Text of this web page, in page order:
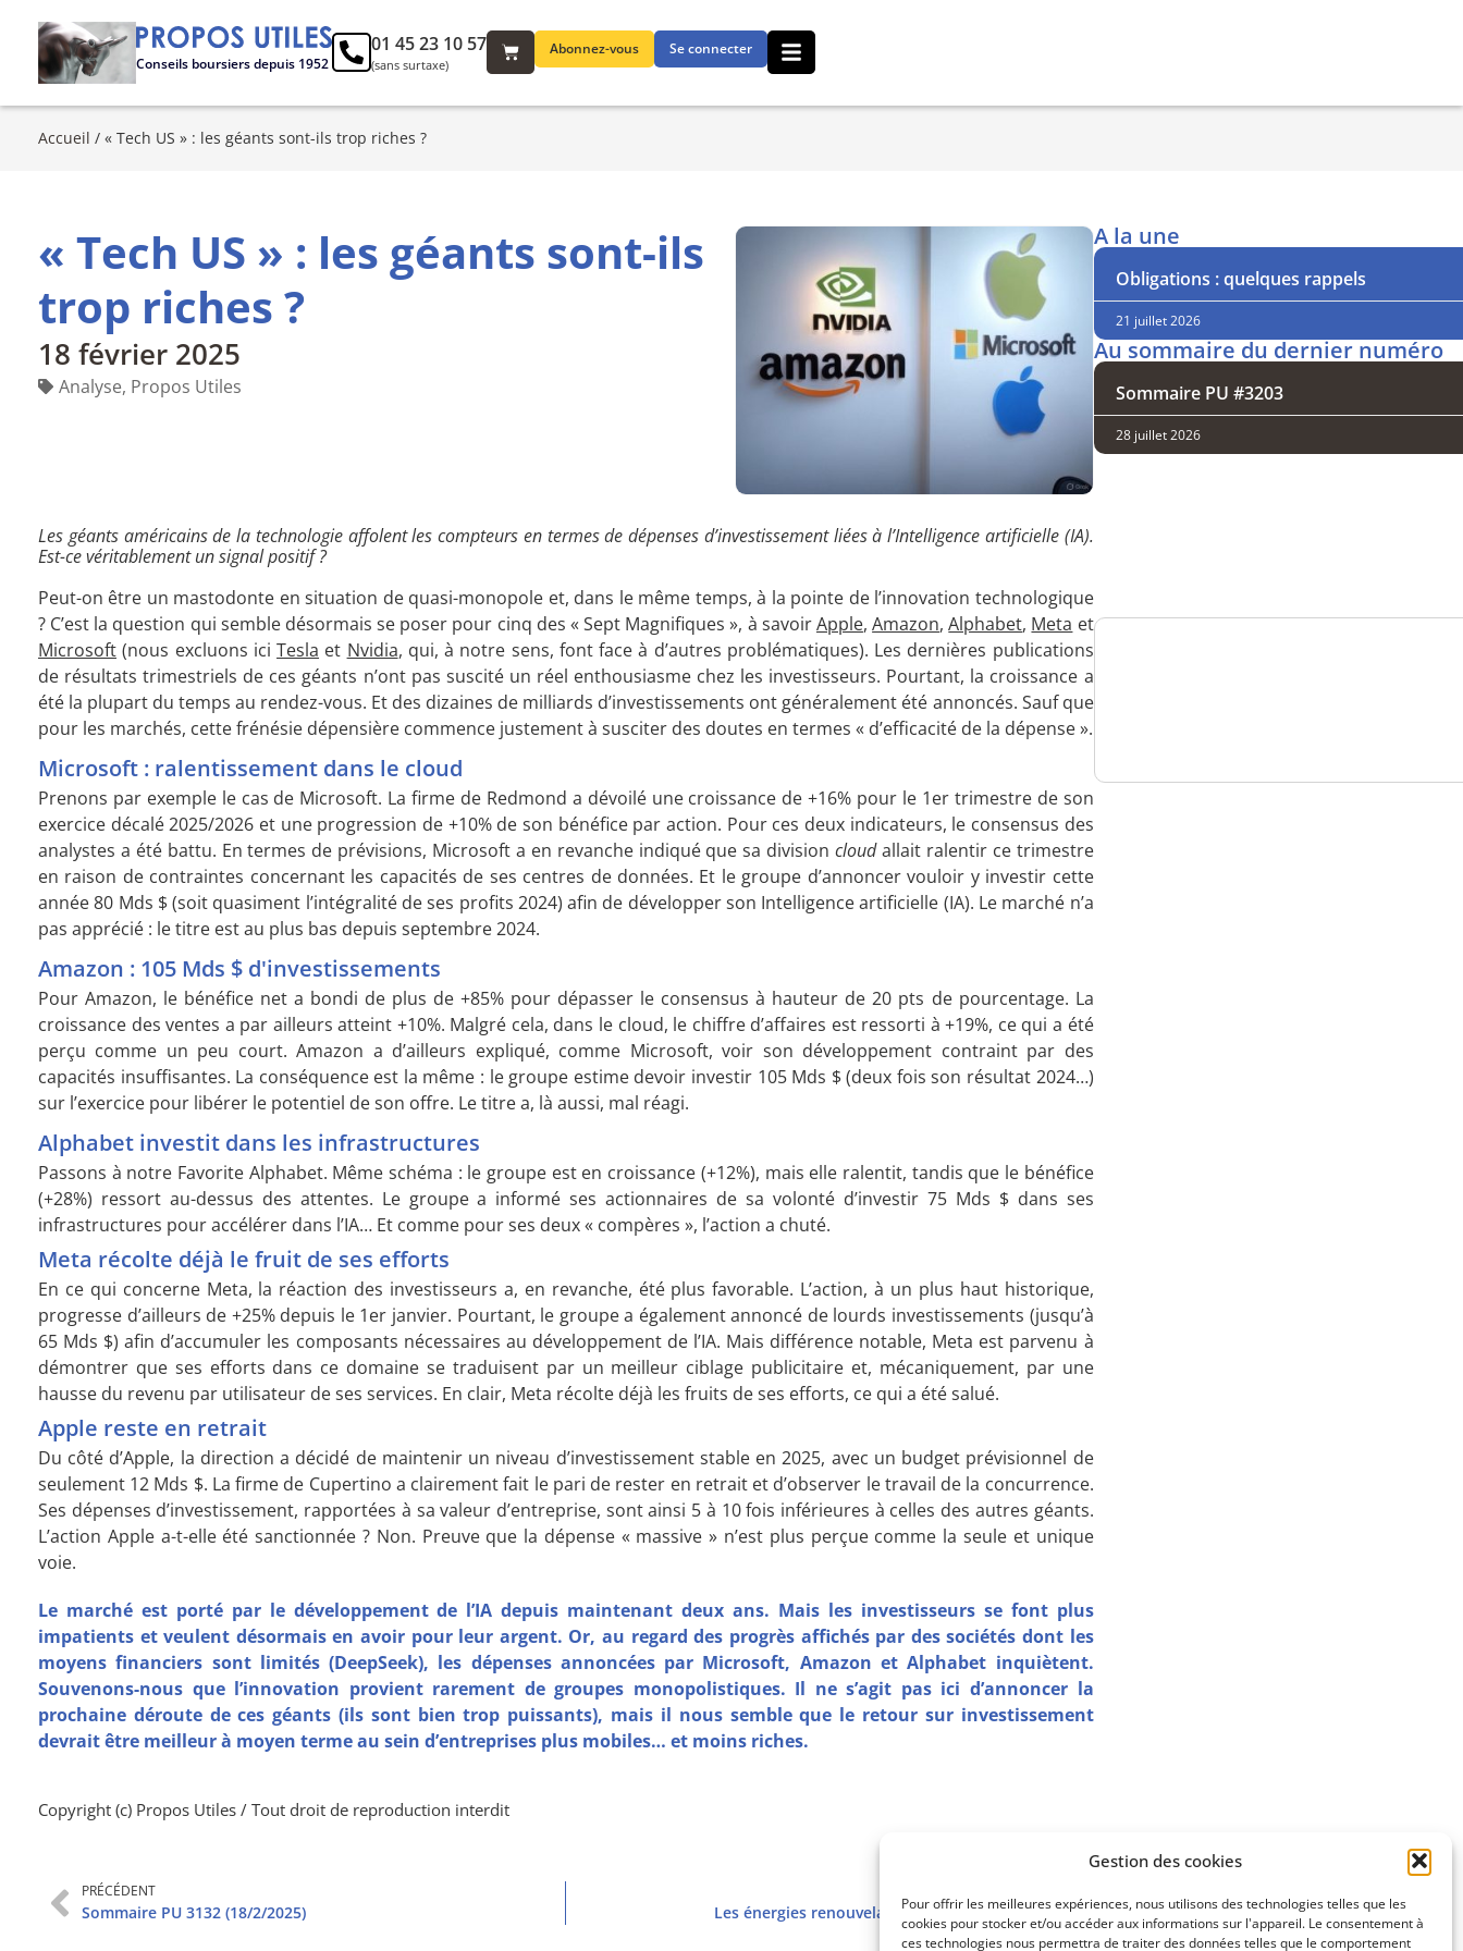
Gestion des cookies
Pour offrir les meilleures expériences, nous utilisons des technologies telles que les
cookies pour stocker et/ou accéder aux informations sur l'appareil. Le consentement à
ces technologies nous permettra de traiter des données telles que le comportement
Conseils boursiers depuis 1952
Abonnez-vous Se connecter
01 45 23 10 57
(sans surtaxe)
Accueil / « Tech US » : les géants sont-ils trop riches ?
« Tech US » : les géants sont-ils
trop riches ?
18 février 2025
Analyse, Propos Utiles
Les géants américains de la technologie affolent les compteurs en termes de dépenses d’investissement liées à l’Intelligence artificielle (IA).
Est-ce véritablement un signal positif ?
Peut-on être un mastodonte en situation de quasi-monopole et, dans le même temps, à la pointe de l’innovation technologique
? C’est la question qui semble désormais se poser pour cinq des « Sept Magnifiques », à savoirApple,Amazon,Alphabet, Meta et
Microsoft (nous excluons iciTesla et Nvidia, qui, à notre sens, font face à d’autres problématiques). Les dernières publications
de résultats trimestriels de ces géants n’ont pas suscité un réel enthousiasme chez les investisseurs. Pourtant, la croissance a
été la plupart du temps au rendez-vous. Et des dizaines de milliards d’investissements ont généralement été annoncés. Sauf que
pour les marchés, cette frénésie dépensière commence justement à susciter des doutes en termes « d’efficacité de la dépense ».
Microsoft : ralentissement dans le cloud
Prenons par exemple le cas de Microsoft. La firme de Redmond a dévoilé une croissance de +16% pour le 1er trimestre de son
exercice décalé 2025/2026 et une progression de +10% de son bénéfice par action. Pour ces deux indicateurs, le consensus des
analystes a été battu. En termes de prévisions, Microsoft a en revanche indiqué que sa divisioncloudallait ralentir ce trimestre
en raison de contraintes concernant les capacités de ses centres de données. Et le groupe d’annoncer vouloir y investir cette
année 80 Mds $ (soit quasiment l’intégralité de ses profits 2024) afin de développer son Intelligence artificielle (IA). Le marché n’a
pas apprécié : le titre est au plus bas depuis septembre 2024.
Amazon : 105 Mds $ d'investissements
Pour Amazon, le bénéfice net a bondi de plus de +85% pour dépasser le consensus à hauteur de 20 pts de pourcentage. La
croissance des ventes a par ailleurs atteint +10%. Malgré cela, dans le cloud, le chiffre d’affaires est ressorti à +19%, ce qui a été
perçu comme un peu court. Amazon a d’ailleurs expliqué, comme Microsoft, voir son développement contraint par des
capacités insuffisantes. La conséquence est la même : le groupe estime devoir investir 105 Mds $ (deux fois son résultat 2024…)
sur l’exercice pour libérer le potentiel de son offre. Le titre a, là aussi, mal réagi.
Alphabet investit dans les infrastructures
Passons à notre Favorite Alphabet. Même schéma : le groupe est en croissance (+12%), mais elle ralentit, tandis que le bénéfice
(+28%) ressort au-dessus des attentes. Le groupe a informé ses actionnaires de sa volonté d’investir 75 Mds $ dans ses
infrastructures pour accélérer dans l’IA… Et comme pour ses deux « compères », l’action a chuté.
Meta récolte déjà le fruit de ses efforts
En ce qui concerne Meta, la réaction des investisseurs a, en revanche, été plus favorable. L’action, à un plus haut historique,
progresse d’ailleurs de +25% depuis le 1er janvier. Pourtant, le groupe a également annoncé de lourds investissements (jusqu’à
65 Mds $) afin d’accumuler les composants nécessaires au développement de l’IA. Mais différence notable, Meta est parvenu à
démontrer que ses efforts dans ce domaine se traduisent par un meilleur ciblage publicitaire et, mécaniquement, par une
hausse du revenu par utilisateur de ses services. En clair, Meta récolte déjà les fruits de ses efforts, ce qui a été salué.
Apple reste en retrait
Du côté d’Apple, la direction a décidé de maintenir un niveau d’investissement stable en 2025, avec un budget prévisionnel de
seulement 12 Mds $. La firme de Cupertino a clairement fait le pari de rester en retrait et d’observer le travail de la concurrence.
Ses dépenses d’investissement, rapportées à sa valeur d’entreprise, sont ainsi 5 à 10 fois inférieures à celles des autres géants.
L’action Apple a-t-elle été sanctionnée ? Non. Preuve que la dépense « massive » n’est plus perçue comme la seule et unique
voie.
Le marché est porté par le développement de l’IA depuis maintenant deux ans. Mais les investisseurs se font plus
impatients et veulent désormais en avoir pour leur argent. Or, au regard des progrès affichés par des sociétés dont les
moyens financiers sont limités (DeepSeek), les dépenses annoncées par Microsoft, Amazon et Alphabet inquiètent.
Souvenons-nous que l’innovation provient rarement de groupes monopolistiques. Il ne s’agit pas ici d’annoncer la
prochaine déroute de ces géants (ils sont bien trop puissants), mais il nous semble que le retour sur investissement
devrait être meilleur à moyen terme au sein d’entreprises plus mobiles… et moins riches.
Copyright (c) Propos Utiles / Tout droit de reproduction interdit
PRÉCÉDENT
Sommaire PU 3132 (18/2/2025) Les énergies renouvelables, moins entourées
A la une
Obligations : quelques rappels
21 juillet 2026
Au sommaire du dernier numéro
Sommaire PU #3203
28 juillet 2026